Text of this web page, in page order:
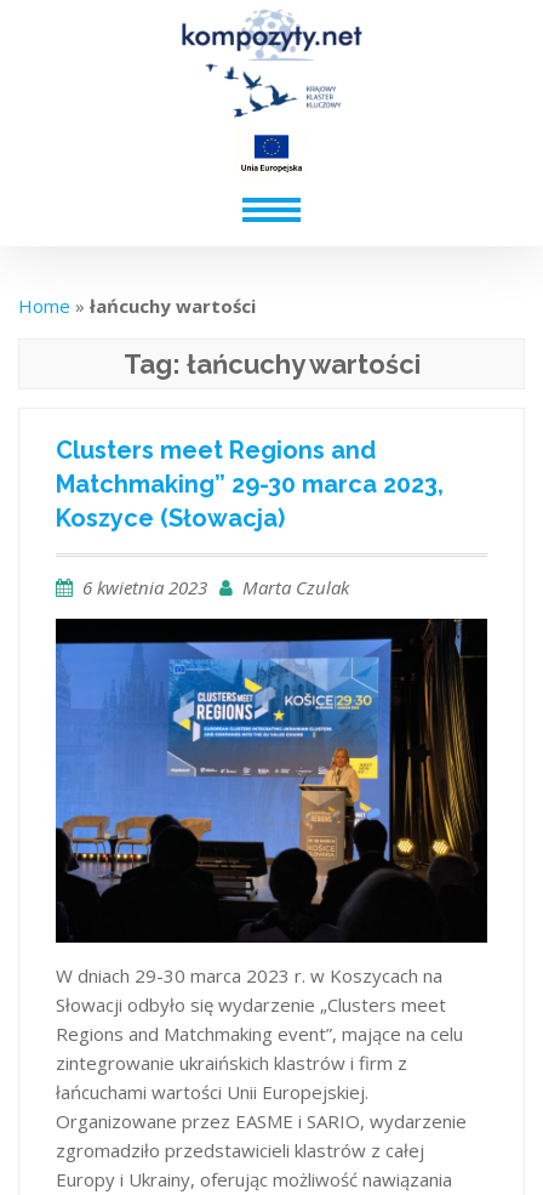
Home » łańcuchy wartości
Tag: łańcuchy wartości
Clusters meet Regions and
Matchmaking” 29-30 marca 2023,
Koszyce (Słowacja)
6 kwietnia 2023 Marta Czulak
W dniach 29-30 marca 2023 r. w Koszycach na
Słowacji odbyło się wydarzenie „Clusters meet
Regions and Matchmaking event”, mające na celu
zintegrowanie ukraińskich klastrów i firm z
łańcuchami wartości Unii Europejskiej.
Organizowane przez EASME i SARIO, wydarzenie
zgromadziło przedstawicieli klastrów z całej
Europy i Ukrainy, oferując możliwość nawiązania